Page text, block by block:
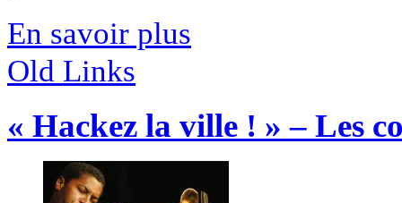
En savoir plus
Old Links
« Hackez la ville ! » – Les